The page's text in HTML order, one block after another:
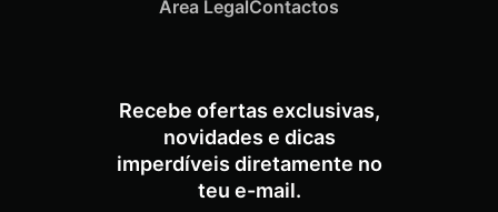
Recebe ofertas exclusivas,
novidades e dicas
imperdíveis diretamente no
teu e-mail.
Área LegalContactos